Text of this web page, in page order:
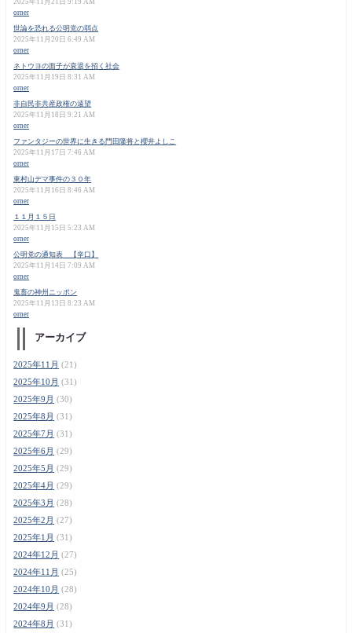
orner
世論を恐れる公明党の弱点
2025年11月20日 6:49 AM
orner
ネトウヨの面子が衰退を招く社会
2025年11月19日 8:31 AM
orner
非自民非共産政権の遠望
2025年11月18日 9:21 AM
orner
ファンタジーの世界に生きる門田隆将と櫻井よしこ
2025年11月17日 7:46 AM
orner
東村山デマ事件の３０年
2025年11月16日 8:46 AM
orner
１１月１５日
2025年11月15日 5:23 AM
orner
公明党の通知表 【辛口】
2025年11月14日 7:09 AM
orner
鬼畜の神州ニッポン
2025年11月13日 8:23 AM
orner
アーカイブ
2025年11月 (21)
2025年10月 (31)
2025年9月 (30)
2025年8月 (31)
2025年7月 (31)
2025年6月 (29)
2025年5月 (29)
2025年4月 (29)
2025年3月 (28)
2025年2月 (27)
2025年1月 (31)
2024年12月 (27)
2024年11月 (25)
2024年10月 (28)
2024年9月 (28)
2024年8月 (31)